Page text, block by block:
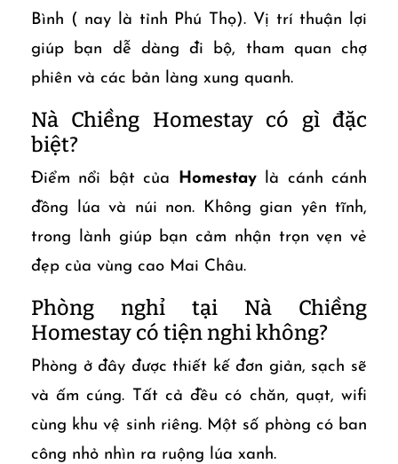
Bình ( nay là tỉnh Phú Thọ). Vị trí thuận lợi
giúp bạn dễ dàng đi bộ, tham quan chợ
phiên và các bản làng xung quanh.
Nà Chiềng Homestay có gì đặc
biệt?
Điểm nổi bật của Homestaylà cánh cánh
đồng lúa và núi non. Không gian yên tĩnh,
trong lành giúp bạn cảm nhận trọn vẹn vẻ
đẹp của vùng cao Mai Châu.
Phòng nghỉ tại Nà Chiềng
Homestay có tiện nghi không?
Phòng ở đây được thiết kế đơn giản, sạch sẽ
và ấm cúng. Tất cả đều có chăn, quạt, wifi
cùng khu vệ sinh riêng. Một số phòng có ban
công nhỏ nhìn ra ruộng lúa xanh.